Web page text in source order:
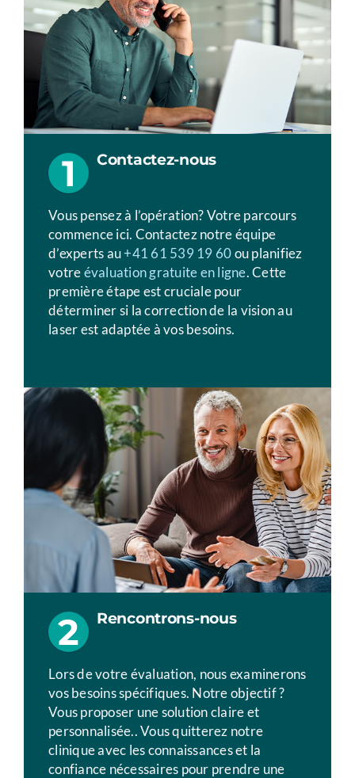
1 Contactez-nous
Vous pensez à l’opération? Votre parcours
commence ici. Contactez notre équipe
d’experts au+41 61 539 19 60ou planifiez
votreévaluation gratuite en ligne. Cette
première étape est cruciale pour
déterminer si la correction de la vision au
laser est adaptée à vos besoins.
2 Rencontrons-nous
Lors de votre évaluation, nous examinerons
vos besoins spécifiques. Notre objectif ?
Vous proposer une solution claire et
personnalisée.. Vous quitterez notre
clinique avec les connaissances et la
confiance nécessaires pour prendre une